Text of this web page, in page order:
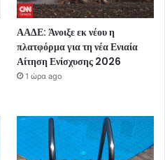
ΑΑΔΕ: Άνοιξε εκ νέου η
πλατφόρμα για τη νέα Ενιαία
Αίτηση Ενίσχυσης 2026
1 ώρα ago